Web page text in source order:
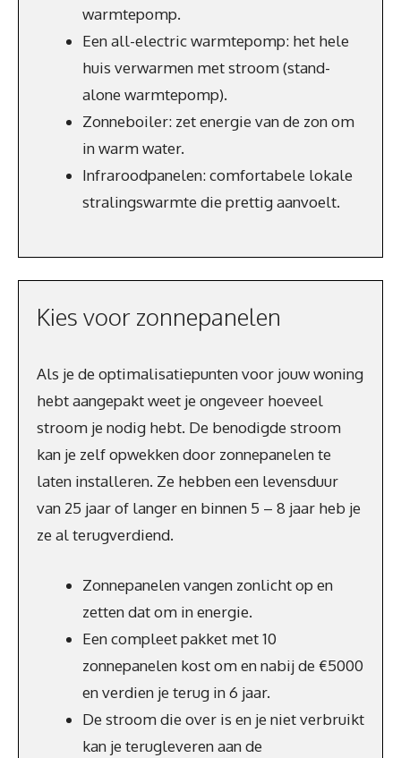
warmtepomp.
Een all-electric warmtepomp: het hele
huis verwarmen met stroom (stand-
alone warmtepomp).
Zonneboiler: zet energie van de zon om
in warm water.
Infraroodpanelen: comfortabele lokale
stralingswarmte die prettig aanvoelt.
Kies voor zonnepanelen
Als je de optimalisatiepunten voor jouw woning
hebt aangepakt weet je ongeveer hoeveel
stroom je nodig hebt. De benodigde stroom
kan je zelf opwekken door zonnepanelen te
laten installeren. Ze hebben een levensduur
van 25 jaar of langer en binnen 5 – 8 jaar heb je
ze al terugverdiend.
Zonnepanelen vangen zonlicht op en
zetten dat om in energie.
Een compleet pakket met 10
zonnepanelen kost om en nabij de €5000
en verdien je terug in 6 jaar.
De stroom die over is en je niet verbruikt
kan je terugleveren aan de